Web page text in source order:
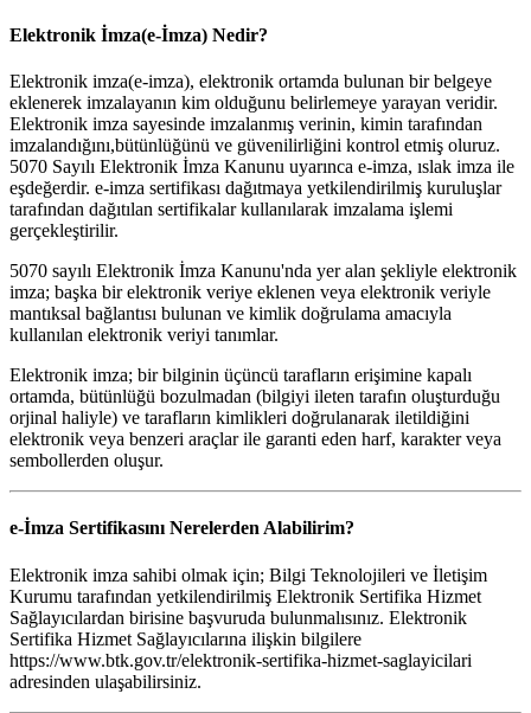
Elektronik İmza(e-İmza) Nedir?
Elektronik imza(e-imza), elektronik ortamda bulunan bir belgeye
eklenerek imzalayanın kim olduğunu belirlemeye yarayan veridir.
Elektronik imza sayesinde imzalanmış verinin, kimin tarafından
imzalandığını,bütünlüğünü ve güvenilirliğini kontrol etmiş oluruz.
5070 Sayılı Elektronik İmza Kanunu uyarınca e-imza, ıslak imza ile
eşdeğerdir. e-imza sertifikası dağıtmaya yetkilendirilmiş kuruluşlar
tarafından dağıtılan sertifikalar kullanılarak imzalama işlemi
gerçekleştirilir.
5070 sayılı Elektronik İmza Kanunu'nda yer alan şekliyle elektronik
imza; başka bir elektronik veriye eklenen veya elektronik veriyle
mantıksal bağlantısı bulunan ve kimlik doğrulama amacıyla
kullanılan elektronik veriyi tanımlar.
Elektronik imza; bir bilginin üçüncü tarafların erişimine kapalı
ortamda, bütünlüğü bozulmadan (bilgiyi ileten tarafın oluşturduğu
orjinal haliyle) ve tarafların kimlikleri doğrulanarak iletildiğini
elektronik veya benzeri araçlar ile garanti eden harf, karakter veya
sembollerden oluşur.
e-İmza Sertifikasını Nerelerden Alabilirim?
Elektronik imza sahibi olmak için; Bilgi Teknolojileri ve İletişim
Kurumu tarafından yetkilendirilmiş Elektronik Sertifika Hizmet
Sağlayıcılardan birisine başvuruda bulunmalısınız. Elektronik
Sertifika Hizmet Sağlayıcılarına ilişkin bilgilere
https://www.btk.gov.tr/elektronik-sertifika-hizmet-saglayicilari
adresinden ulaşabilirsiniz.